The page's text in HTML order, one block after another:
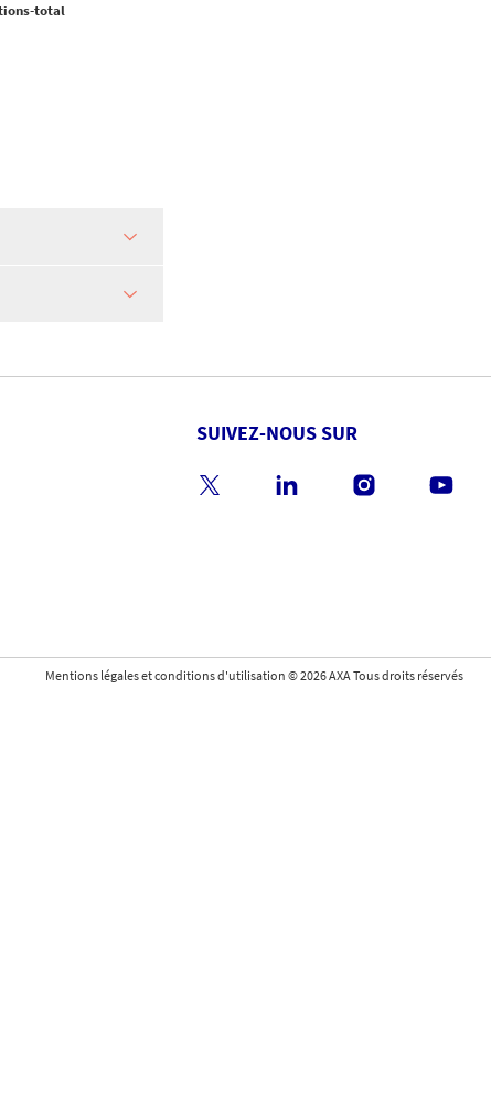
total
SUIVEZ-NOUS SUR
Mentions légales et conditions d'utilisation ©2026AXA Tous droits réservés